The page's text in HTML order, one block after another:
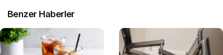
Benzer Haberler